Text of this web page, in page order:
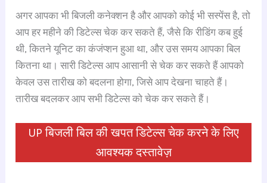
अगर आपका भी बिजली कनेक्शन है और आपको कोई भी सस्पेंस है, तो
आप हर महीने की डिटेल्स चेक कर सकते हैं, जैसे कि रीडिंग कब हुई
थी, कितने यूनिट का कंजंप्शन हुआ था, और उस समय आपका बिल
कितना था। सारी डिटेल्स आप आसानी से चेक कर सकते हैं आपको
केवल उस तारीख को बदलना होगा, जिसे आप देखना चाहते हैं।
तारीख बदलकर आप सभी डिटेल्स को चेक कर सकते हैं।
UP बिजली बिल की खपत डिटेल्स चेक करने के लिए
आवश्यक दस्तावेज़